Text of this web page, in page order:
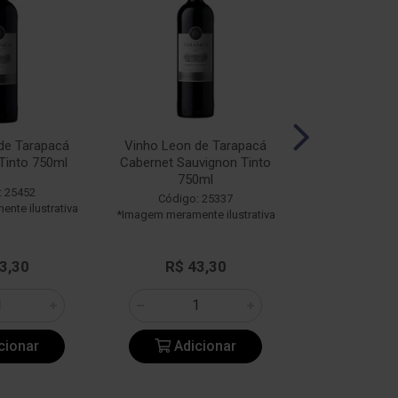
Tarapacá
750ml
25452
ilustrativa
Vinho Leon de Tarapacá
Cabernet Sauvignon Tinto
750ml
Código: 25337
*Imagem meramente ilustrativa
R$ 43,30
Adicionar